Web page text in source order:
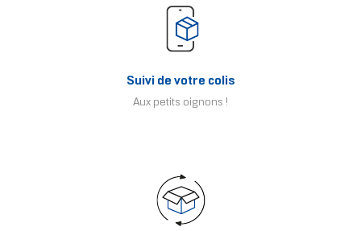
Suivi de votre colis
Aux petits oignons !